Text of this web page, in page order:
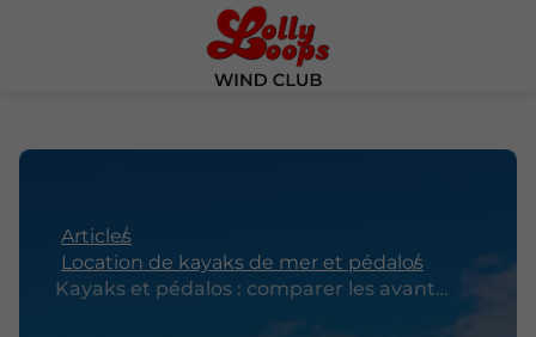
Articles
Location de kayaks de mer et pédalos
Kayaks et pédalos : comparer les avantages pour vos sorties